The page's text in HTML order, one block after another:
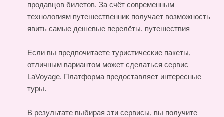
продавцов билетов. За счёт современным
технологиям путешественник получает возможность
явить самые дешевые перелёты. путешествия
Если вы предпочитаете туристические пакеты,
отличным вариантом может сделаться сервис
LaVoyage. Платформа предоставляет интересные
туры.
В результате выбирая эти сервисы, вы получите